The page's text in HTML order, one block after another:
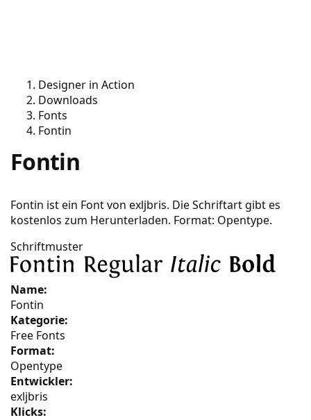
Designer in Action
Downloads
Fonts
Fontin
Fontin
Fontin ist ein Font von exljbris. Die Schriftart gibt es
kostenlos zum Herunterladen. Format: Opentype.
Schriftmuster
Name:
Fontin
Kategorie:
Free Fonts
Format:
Opentype
Entwickler:
exljbris
Klicks: